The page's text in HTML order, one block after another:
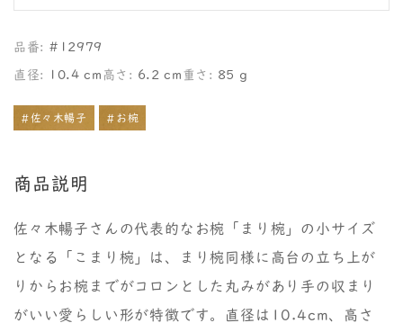
品番: #12979
直径: 10.4 cm 高さ: 6.2 cm 重さ: 85 g
#佐々木暢子 #お椀
商品説明
佐々木暢子さんの代表的なお椀「まり椀」の小サイズ
となる「こまり椀」は、まり椀同様に高台の立ち上が
りからお椀までがコロンとした丸みがあり手の収まり
がいい愛らしい形が特徴です。直径は10.4cm、高さ